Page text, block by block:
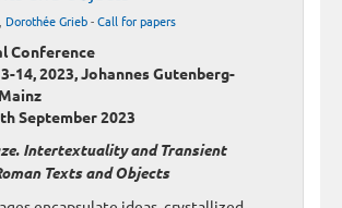
Dorothée Grieb-Call for papers
Conference
14, 2023, Johannes Gutenberg-
September 2023
Intertextuality and Transient
Texts and Objects